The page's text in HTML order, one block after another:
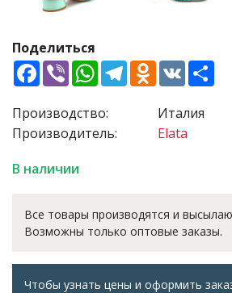
Поделиться
Facebook
ViberWhatsApp
TelegramOdnoklassniki
VK
Производство:
Производитель:
Италия
Elata
В наличии
Все товары производятся и
Возможны только оптовые заказы.
Чтобы узнать цены и оформить